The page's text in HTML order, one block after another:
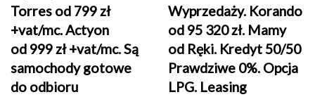
Torres od 799 zł
+vat/mc. Actyon
od 999 zł +vat/mc. Są
samochody gotowe
do odbioru
Wyprzedaży. Korando
od 95 320 zł. Mamy
od Ręki. Kredyt 50/50
Prawdziwe 0%. Opcja
LPG. Leasing